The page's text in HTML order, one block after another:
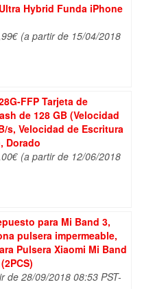
Hybrid Funda iPhone
€ (a partir de 15/04/2018
FFP Tarjeta de
de 128 GB (Velocidad
s, Velocidad de Escritura
Dorado
€ (a partir de 12/06/2018
para Mi Band 3,
pulsera impermeable,
Pulsera Xiaomi Mi Band
de 28/09/2018 08:53 PST-